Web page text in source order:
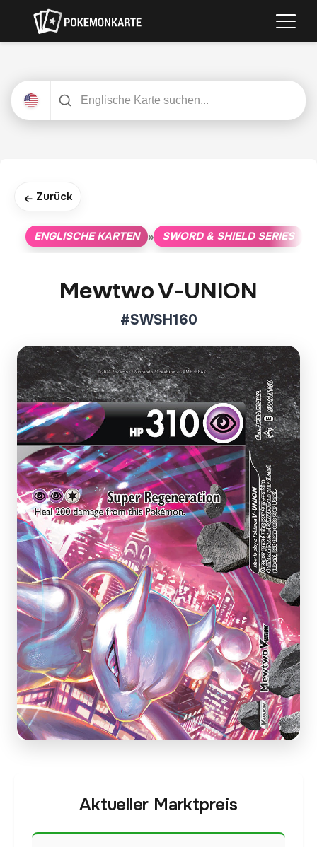
← Zurück
ENGLISCHE KARTEN » SWORD & SHIELD SERIES
Mewtwo V-UNION
#SWSH160
Aktueller Marktpreis